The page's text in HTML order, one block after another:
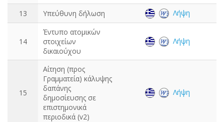
13 Υπεύθυνη δήλωση Λήψη
14
Έντυπο ατομικών
στοιχείων
δικαιούχου
Λήψη
15
Αίτηση (προς
Γραμματεία) κάλυψης
δαπάνης
δημοσίευσης σε
επιστημονικά
περιοδικά (v2)
Λήψη